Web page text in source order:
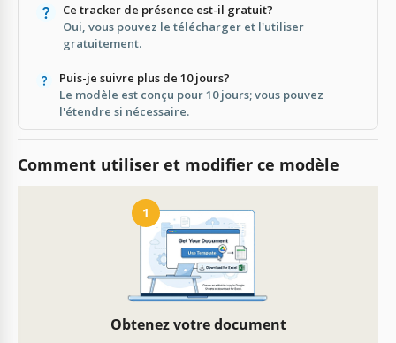
Ce tracker de présence est-il gratuit?
Oui, vous pouvez le télécharger et l'utiliser
gratuitement.
Puis-je suivre plus de 10 jours?
Le modèle est conçu pour 10 jours; vous pouvez
l'étendre si nécessaire.
Comment utiliser et modifier ce modèle
1
Obtenez votre document